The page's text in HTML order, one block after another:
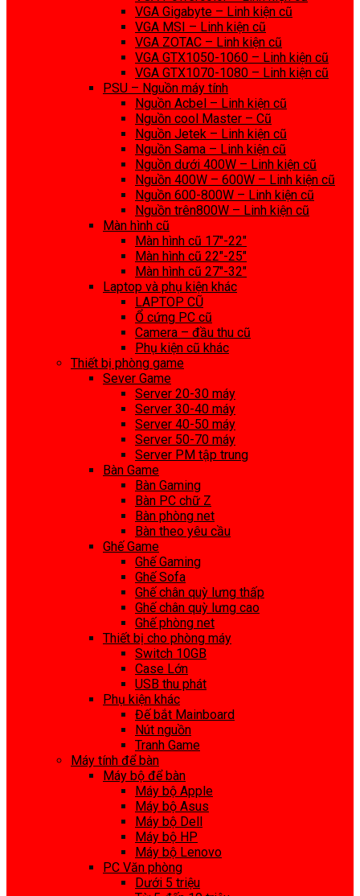
VGA Gigabyte – Linh kiện cũ
VGA MSI – Linh kiện cũ
VGA ZOTAC – Linh kiện cũ
VGA GTX1050-1060 – Linh kiện cũ
VGA GTX1070-1080 – Linh kiện cũ
PSU – Nguồn máy tính
Nguồn Acbel – Linh kiện cũ
Nguồn cool Master – Cũ
Nguồn Jetek – Linh kiện cũ
Nguồn Sama – Linh kiện cũ
Nguồn dưới 400W – Linh kiện cũ
Nguồn 400W – 600W – Linh kiện cũ
Nguồn 600-800W – Linh kiện cũ
Nguồn trên800W – Linh kiện cũ
Màn hình cũ
Màn hình cũ 17″-22″
Màn hình cũ 22″-25″
Màn hình cũ 27″-32″
Laptop và phụ kiện khác
LAPTOP CŨ
Ổ cứng PC cũ
Camera – đầu thu cũ
Phụ kiện cũ khác
Thiết bị phòng game
Sever Game
Server 20-30 máy
Server 30-40 máy
Server 40-50 máy
Server 50-70 máy
Server PM tập trung
Bàn Game
Bàn Gaming
Bàn PC chữ Z
Bàn phòng net
Bàn theo yêu cầu
Ghế Game
Ghế Gaming
Ghế Sofa
Ghế chân quỳ lưng thấp
Ghế chân quỳ lưng cao
Ghế phòng net
Thiết bị cho phòng máy
Switch 10GB
Case Lớn
USB thu phát
Phụ kiện khác
Đế bắt Mainboard
Nút nguồn
Tranh Game
Máy tính để bàn
Máy bộ để bàn
Máy bộ Apple
Máy bộ Asus
Máy bộ Dell
Máy bộ HP
Máy bộ Lenovo
PC Văn phòng
Dưới 5 triệu